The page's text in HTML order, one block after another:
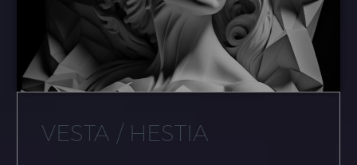
VESTA / HESTIA